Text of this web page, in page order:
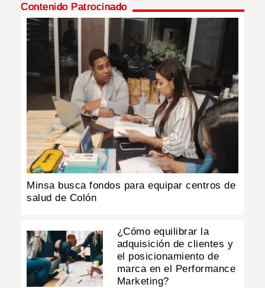
Contenido Patrocinado
Minsa busca fondos para equipar centros de
salud de Colón
¿Cómo equilibrar la
adquisición de clientes y
el posicionamiento de
marca en el Performance
Marketing?